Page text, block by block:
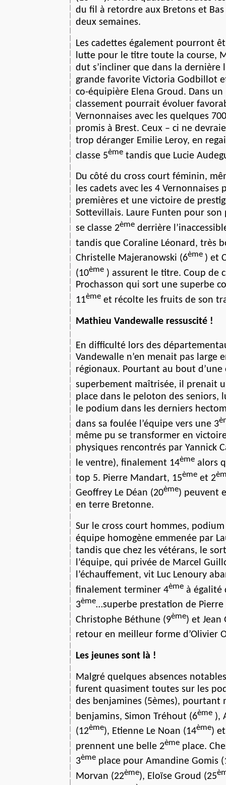
du fil à retordre aux Bretons et
deux semaines.
Les cadettes également pourront
lutte pour le titre toute la course,
dut s’incliner que dans la dernière
grande favorite Victoria Godbillot
co-équipière Elena Groud. Dans
classement pourrait évoluer
Vernonnaises avec les quelques
promis à Brest. Ceux – ci ne
trop déranger Emilie Leroy, en
classe 5ème tandis que Lucie
Du côté du cross court féminin,
les cadets avec les 4 Vernonnaises
premières et une victoire de
Sottevillais. Laure Funten pour son
se classe 2ème derrière
tandis que Coraline Léonard, très
Christelle Majeranowski (6ème ) et
(10ème ) assurent le titre. Coup de
Prochasson qui sort une superbe
11ème et récolte les fruits de son
Mathieu Vandewalle ressuscité !
En difficulté lors des
Vandewalle n’en menait pas large
régionaux. Pourtant au bout d’une
superbement maîtrisée, il prenait
place dans le peloton des seniors,
le podium dans les derniers
dans sa foulée l’équipe vers une 3
même pu se transformer en
physiques rencontrés par Yannick
le ventre), finalement 14ème alors
top 5. Pierre Mandart, 15ème et 2
Geoffrey Le Déan (20ème) peuvent
en terre Bretonne.
Sur le cross court hommes,
équipe homogène emmenée par
tandis que chez les vétérans, le
l’équipe, qui privée de Marcel
l’échauffement, vit Luc Lenoury
finalement terminer 4ème à égalité
3ème…superbe prestation de Pierre
Christophe Béthune (9ème) et Jean
retour en meilleur forme d’Olivier
Les jeunes sont là !
Malgré quelques absences
furent quasiment toutes sur les
des benjamines (5èmes), pourtant
benjamins, Simon Tréhout (6ème ),
(12ème), Etienne Le Noan (14ème)
prennent une belle 2ème place.
3ème place pour Amandine Gomis
Morvan (22ème), Eloïse Groud (25